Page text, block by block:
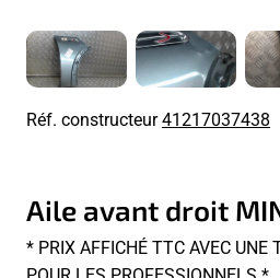
Réf. constructeur41217037438
Aile avant droit
* PRIX AFFICHÉ TTC AVEC UNE